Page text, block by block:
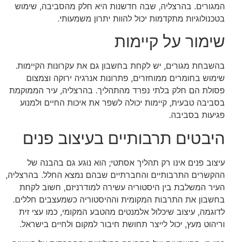
המגורים. בהרצליה, שבה חדשנות היא חלק מהסביבה, שימוש
בטכנולוגיות מתקדמות יכול להוות יתרון משמעותי.
שימור על קיימות
בהשבחת מגורים, יש לקחת בחשבון גם את עקרונות הקיימות.
שימוש בחומרים ממוחזרים, פתרונות אנרגיה ירוקה וצמצום
פסולת הם חלק בלתי נפרד מהתהליך. בהרצליה, עיר הממוקמת
בסביבה טבעית, קיימות יכולה לשפר את איכות החיים ולמנוע
פגיעות בסביבה.
היבטים תרבותיים בעיצוב פנים
עיצוב פנים אינו רק תהליך אסתטי; הוא נוגע גם בהבנה של
ההקשרים התרבותיים והחברתיים שבהם נמצא החלל. בהרצליה,
העיר המשלבת בין היסטוריה עשירה למודרניזם, חשוב לקחת
בחשבון את התרבות המקומית וההיסטוריה כשמעצבים חללים.
לדוגמה, עיצוב שיכלול אלמנטים מהטבע המקומי, כמו עצי זית
וריהוט מעץ, יכול לייצר תחושת חיבור למקום ולחיים בישראל.